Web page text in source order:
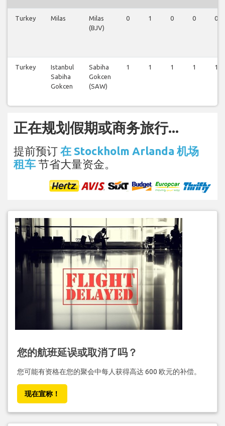
Turkey Milas
Milas
(BJV)
0 1 0 0 0
Turkey
Istanbul
Sabiha
Gokcen
Sabiha
Gokcen
(SAW)
1 1 1 1 1
正在规划假期或商务旅行...
提前预订 在 Stockholm Arlanda 机场
租车 节省大量资金。
您的航班延误或取消了吗？
您可能有资格在您的聚会中每人获得高达 600 欧元的补偿。
现在宣称！